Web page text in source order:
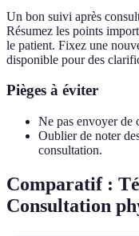
Un bon suivi après
Résumez les points
le patient. Fixez une
disponible pour des
Pièges à éviter
Ne pas envoyer de
Oublier de noter
consultation.
Comparatif :
Consultation